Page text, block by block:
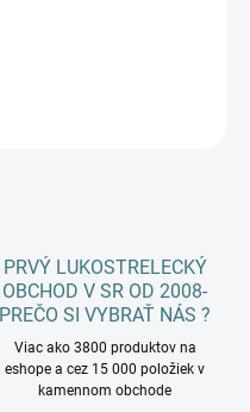
PRVÝ LUKOSTRELECKÝ
OBCHOD V SR OD 2008-
PREČO SI VYBRAŤ NÁS ?
Viac ako 3800 produktov na
eshope a cez 15 000 položiek v
kamennom obchode